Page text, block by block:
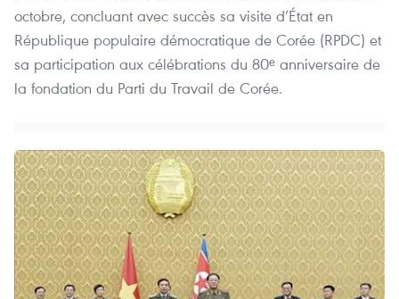
octobre, concluant avec succès sa visite d’État en
République populaire démocratique de Corée (RPDC) et
sa participation aux célébrations du 80ᵉ anniversaire de
la fondation du Parti du Travail de Corée.